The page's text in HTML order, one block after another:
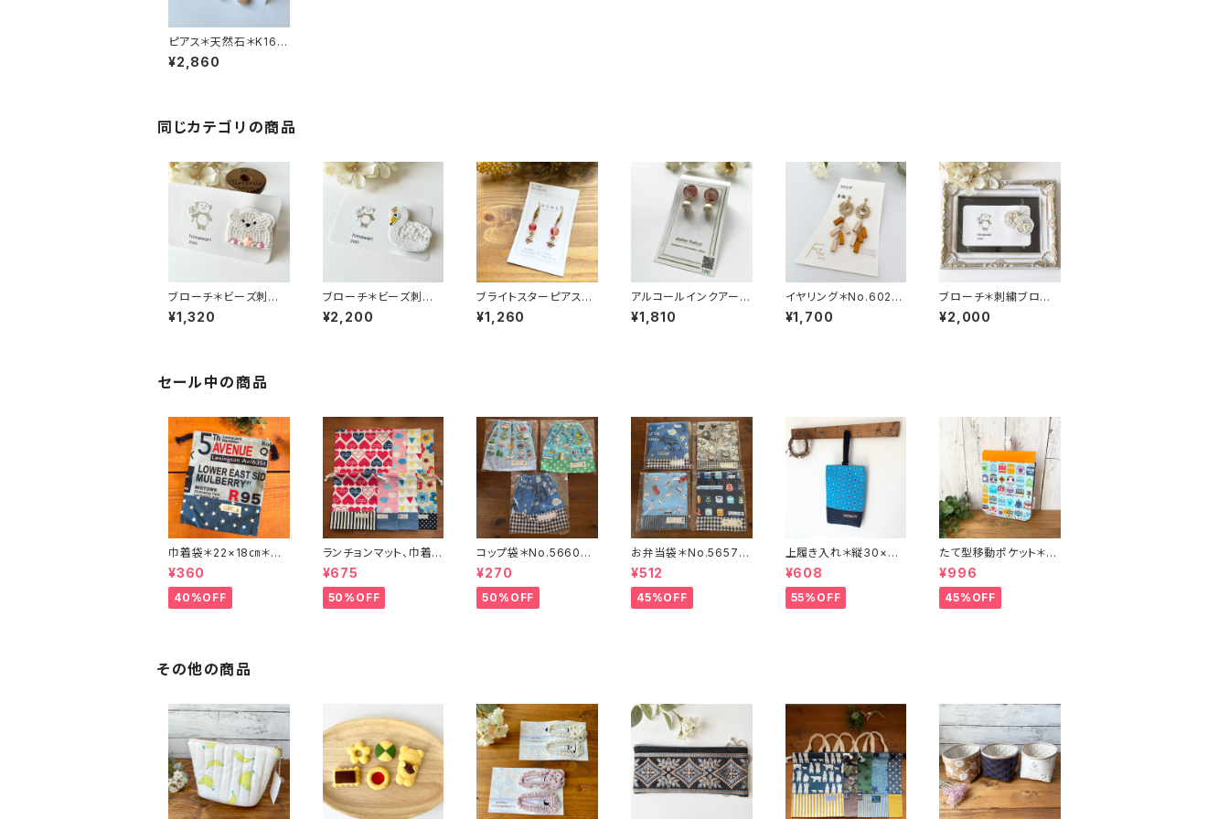
ピアス＊天然石＊K16G
P＊NO.6493＊244＊
Jasmine
¥2,860
同じカテゴリの商品
ブローチ＊ビーズ刺繍
ブローチ＊シロクマブ
ローチ＊白熊＊NO.652
¥1,320
ブローチ＊ビーズ刺繍
ブローチ＊刺繍＊白鳥
＊NO.6527＊25001＊
¥2,200
ブライトスターピアス＊
NO.4888＊345＊ひら
ひら
¥1,260
アルコールインクアート
イヤリング＊NO.5856
＊105＊atelier Raiku
¥1,810
イヤリング＊No.6025
＊5＊wa tea no
¥1,700
ブローチ＊刺繍ブロー
チ＊刺繍＊NO.6523＊
24185＊himawari zo
¥2,000
セール中の商品
巾着袋＊22×18㎝＊N
o.3426＊74
¥360
40%OFF
ランチョンマット、巾着セ
ット＊35×48㎝＊No.5
663＊95.96.97
¥675
50%OFF
コップ袋＊No.5660＊5
8.60＊Haru・ru
¥270
50%OFF
お弁当袋＊No.5657＊
54＊Haru・ru
¥512
45%OFF
上履き入れ＊縦30×横2
0㎝＊NO.3774＊147
¥608
55%OFF
たて型移動ポケット＊N
O.4738＊19
¥996
45%OFF
その他の商品